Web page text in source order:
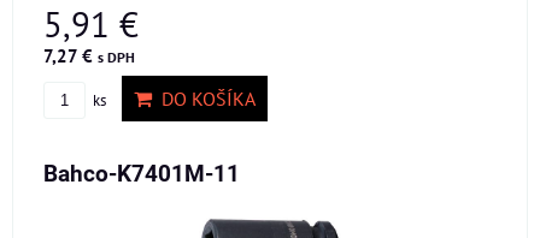
5,91 €
7,27 € s DPH
ks DO KOŠÍKA
Bahco-K7401M-11